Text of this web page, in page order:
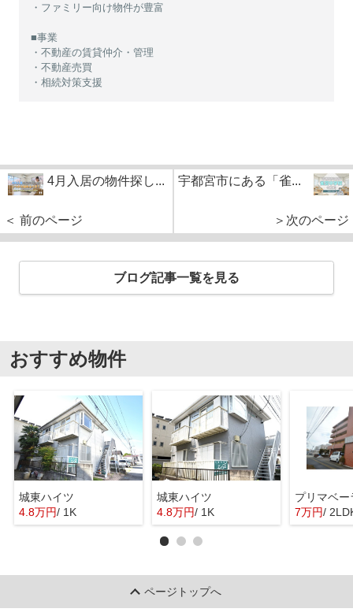
・ファミリー向け物件が豊富
■事業
・不動産の賃貸仲介・管理
・不動産売買
・相続対策支援
4月入居の物件探し...
＜ 前のページ
宇都宮市にある「雀...
＞次のページ
ブログ記事一覧を見る
おすすめ物件
城東ハイツ
4.8万円/ 1K
城東ハイツ
4.8万円/ 1K
プリマベー
7万円/
ページトップへ